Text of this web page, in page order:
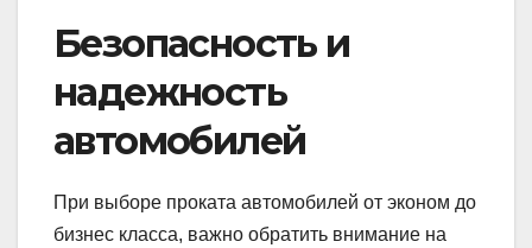
Безопасность и
надежность
автомобилей
При выборе проката автомобилей от эконом до
бизнес класса, важно обратить внимание на